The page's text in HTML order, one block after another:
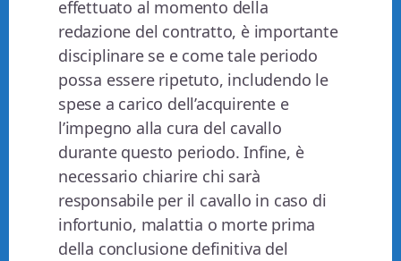
effettuato al momento della
redazione del contratto, è importante
disciplinare se e come tale periodo
possa essere ripetuto, includendo le
spese a carico dell’acquirente e
l’impegno alla cura del cavallo
durante questo periodo. Infine, è
necessario chiarire chi sarà
responsabile per il cavallo in caso di
infortunio, malattia o morte prima
della conclusione definitiva del